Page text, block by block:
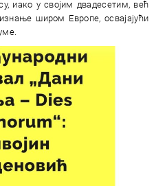
иако у својим двадесетим, већ
широм Европе, освајајући